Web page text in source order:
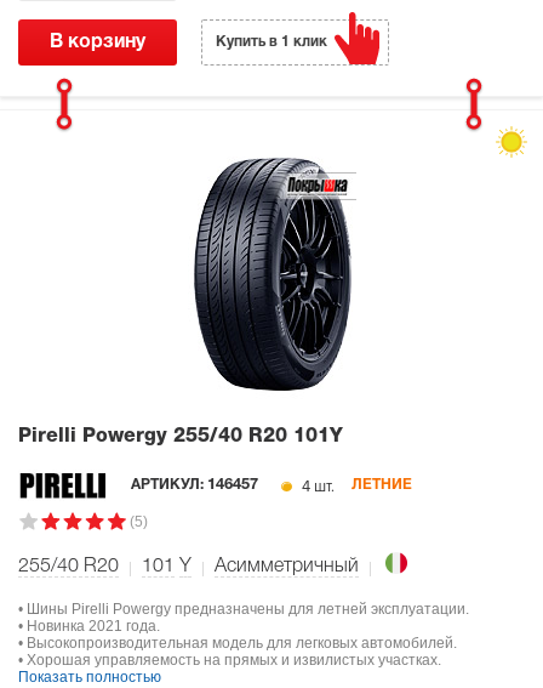
В корзину Купить в 1 клик
Pirelli Powergy 255/40 R20 101Y
АРТИКУЛ: 146457 4 шт. ЛЕТНИЕ
(5)
255/40 R20 101 Y Асимметричный
• Шины Pirelli Powergy предназначены для летней эксплуатации.
• Новинка 2021 года.
• Высокопроизводительная модель для легковых автомобилей.
• Хорошая управляемость на прямых и извилистых участках.
Показать полностью